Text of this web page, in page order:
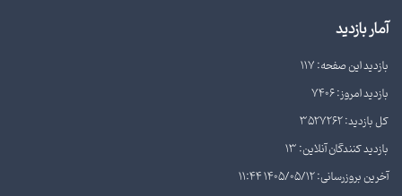
آمار بازدید
بازدید این صفحه: 117
بازدید امروز: 7406
کل بازدید: 3527262
بازدید کنندگان آنلاین: 13
آخرین بروزرسانی: 1405/05/12 11:44